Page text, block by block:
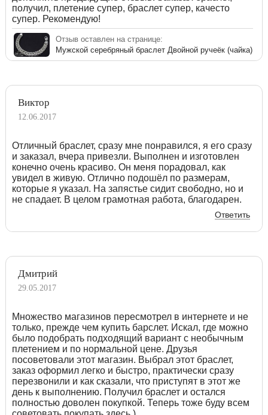
получил, плетение супер, браслет супер, качесто
супер. Рекомендую!
Отзыв оставлен на странице:
Мужской серебряный браслет Двойной ручеёк (чайка)
Виктор
12.06.2017
Отличный браслет, сразу мне понравился, я его сразу
и заказал, вчера привезли. Выполнен и изготовлен
конечно очень красиво. Он меня порадовал, как
увидел в живую. Отлично подошёл по размерам,
которые я указал. На запястье сидит свободно, но и
не спадает. В целом грамотная работа, благодарен.
Ответить
Дмитрий
29.05.2017
Множество магазинов пересмотрел в интернете и не
только, прежде чем купить барслет. Искал, где можно
было подобрать подходящий вариант с необычным
плетением и по нормальной цене. Друзья
посоветовали этот магазин. Выбрал этот браслет,
заказ оформил легко и быстро, практически сразу
перезвонили и как сказали, что приступят в этот же
день к выполнению. Получил браслет и остался
полностью доволен покупкой. Теперь тоже буду всем